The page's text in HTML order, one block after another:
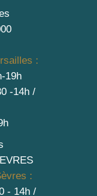
:
19h
-14h /
:
- 14h /